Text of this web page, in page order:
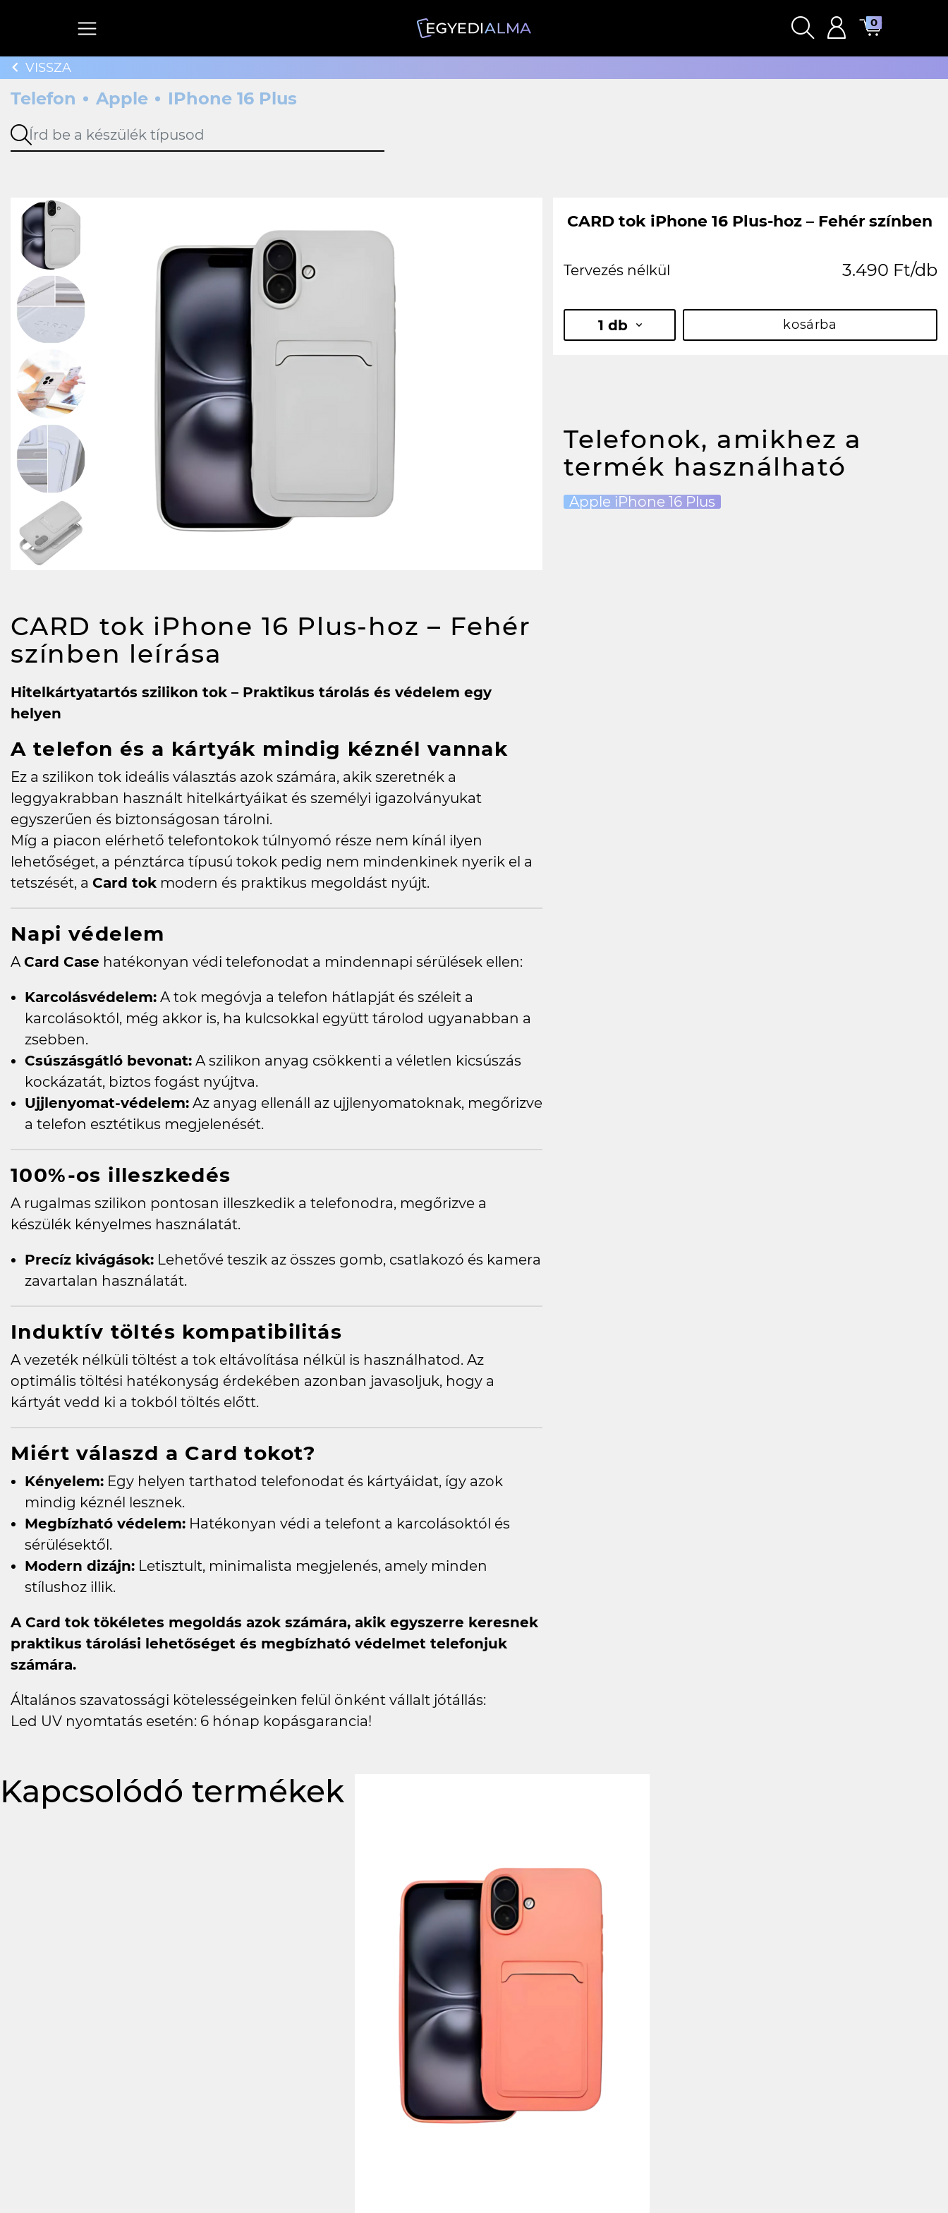
0
VISSZA
Telefon Apple IPhone 16 Plus
CARD tok iPhone 16 Plus-hoz – Fehér
színben leírása
Hitelkártyatartós szilikon tok – Praktikus tárolás és védelem egy
helyen
A telefon és a kártyák mindig kéznél vannak
Ez a szilikon tok ideális választás azok számára, akik szeretnék a
leggyakrabban használt hitelkártyáikat és személyi igazolványukat
egyszerűen és biztonságosan tárolni.
Míg a piacon elérhető telefontokok túlnyomó része nem kínál ilyen
lehetőséget, a pénztárca típusú tokok pedig nem mindenkinek nyerik el a
tetszését, a Card tok modern és praktikus megoldást nyújt.
Napi védelem
ACard Case hatékonyan védi telefonodat a mindennapi sérülések ellen:
Karcolásvédelem: A tok megóvja a telefon hátlapját és széleit a
karcolásoktól, még akkor is, ha kulcsokkal együtt tárolod ugyanabban a
zsebben.
Csúszásgátló bevonat: A szilikon anyag csökkenti a véletlen kicsúszás
kockázatát, biztos fogást nyújtva.
Ujjlenyomat-védelem: Az anyag ellenáll az ujjlenyomatoknak, megőrizve
a telefon esztétikus megjelenését.
100%-os illeszkedés
A rugalmas szilikon pontosan illeszkedik a telefonodra, megőrizve a
készülék kényelmes használatát.
Precíz kivágások: Lehetővé teszik az összes gomb, csatlakozó és kamera
zavartalan használatát.
Induktív töltés kompatibilitás
A vezeték nélküli töltést a tok eltávolítása nélkül is használhatod. Az
optimális töltési hatékonyság érdekében azonban javasoljuk, hogy a
kártyát vedd ki a tokból töltés előtt.
Miért válaszd a Card tokot?
Kényelem: Egy helyen tarthatod telefonodat és kártyáidat, így azok
mindig kéznél lesznek.
Megbízható védelem: Hatékonyan védi a telefont a karcolásoktól és
sérülésektől.
Modern dizájn: Letisztult, minimalista megjelenés, amely minden
stílushoz illik.
A Card tok tökéletes megoldás azok számára, akik egyszerre keresnek
praktikus tárolási lehetőséget és megbízható védelmet telefonjuk
számára.
Általános szavatossági kötelességeinken felül önként vállalt jótállás:
Led UV nyomtatás esetén: 6 hónap kopásgarancia!
CARD tok iPhone 16 Plus-hoz – Fehér színben
Tervezés nélkül 3.490 Ft/db
1 db kosárba
Telefonok, amikhez a
termék használható
Apple iPhone 16 Plus
Kapcsolódó termékek